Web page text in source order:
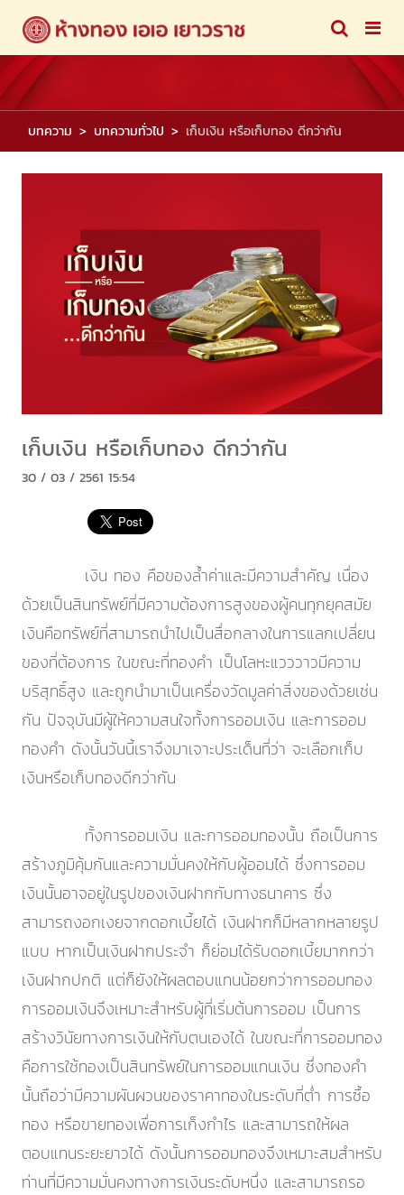
บทความ บทความทั่วไป เก็บเงิน หรือเก็บทอง ดีกว่ากัน
เก็บเงิน หรือเก็บทอง ดีกว่ากัน
30 / 03 / 2561 15:54
เงิน ทอง คือของล้ำค่าและมีความสำคัญ เนื่อง
ด้วยเป็นสินทรัพย์ที่มีความต้องการสูงของผู้คนทุกยุคสมัย
เงินคือทรัพย์ที่สามารถนำไปเป็นสื่อกลางในการแลกเปลี่ยน
ของที่ต้องการ ในขณะที่ทองคำ เป็นโลหะแวววาวมีความ
บริสุทธิ์สูง และถูกนำมาเป็นเครื่องวัดมูลค่าสิ่งของด้วยเช่น
กัน ปัจจุบันมีผู้ให้ความสนใจทั้งการออมเงิน และการออม
ทองคำ ดังนั้นวันนี้เราจึงมาเจาะประเด็นที่ว่า จะเลือกเก็บ
เงินหรือเก็บทองดีกว่ากัน
ทั้งการออมเงิน และการออมทองนั้น ถือเป็นการ
สร้างภูมิคุ้มกันและความมั่นคงให้กับผู้ออมได้ ซึ่งการออม
เงินนั้นอาจอยู่ในรูปของเงินฝากกับทางธนาคาร ซึ่ง
สามารถงอกเงยจากดอกเบี้ยได้ เงินฝากก็มีหลากหลายรูป
แบบ หากเป็นเงินฝากประจำ ก็ย่อมได้รับดอกเบี้ยมากกว่า
เงินฝากปกติ แต่ก็ยังให้ผลตอบแทนน้อยกว่าการออมทอง
การออมเงินจึงเหมาะสำหรับผู้ที่เริ่มต้นการออม เป็นการ
สร้างวินัยทางการเงินให้กับตนเองได้ ในขณะที่การออมทอง
คือการใช้ทองเป็นสินทรัพย์ในการออมแทนเงิน ซึ่งทองคำ
นั้นถือว่ามีความผันผวนของราคาทองในระดับที่ต่ำ การซื้อ
ทอง หรือขายทองเพื่อการเก็งกำไร และสามารถให้ผล
ตอบแทนระยะยาวได้ ดังนั้นการออมทองจึงเหมาะสมสำหรับ
ท่านที่มีความมั่นคงทางการเงินระดับหนึ่ง และสามารถรอ